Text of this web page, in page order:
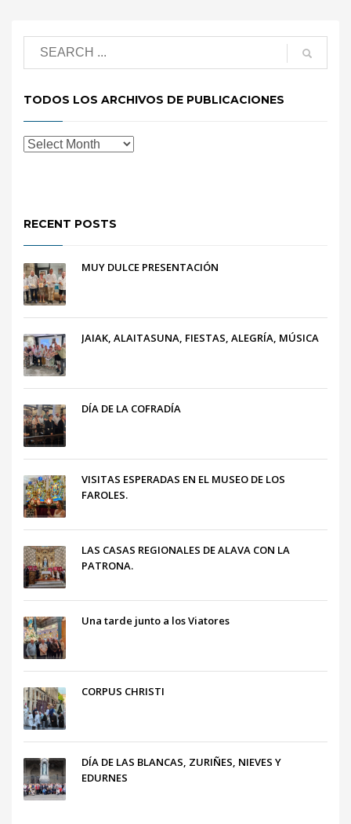
TODOS LOS ARCHIVOS DE PUBLICACIONES
RECENT POSTS
MUY DULCE PRESENTACIÓN
JAIAK, ALAITASUNA, FIESTAS, ALEGRÍA, MÚSICA
DÍA DE LA COFRADÍA
VISITAS ESPERADAS EN EL MUSEO DE LOS
FAROLES.
LAS CASAS REGIONALES DE ALAVA CON LA
PATRONA.
Una tarde junto a los Viatores
CORPUS CHRISTI
DÍA DE LAS BLANCAS, ZURIÑES, NIEVES Y
EDURNES